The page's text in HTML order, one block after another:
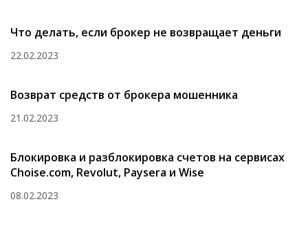
Что делать, если брокер не возвращает деньги
22.02.2023
Возврат средств от брокера мошенника
21.02.2023
Блокировка и разблокировка счетов на сервисах
Choise.com, Revolut, Paysera и Wise
08.02.2023